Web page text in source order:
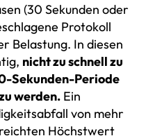
(30 Sekunden oder
Protokoll
Belastung. In diesen
nicht zu schnell zu
Sekunden-Periode
werden. Ein
von mehr
Höchstwert